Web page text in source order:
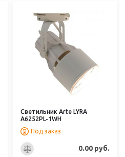
Светильник Arte LYRA
A6252PL-1WH
Под заказ
0.00 руб.